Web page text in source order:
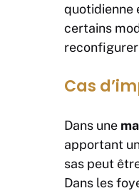
quotidienne
certains
reconfigurer
Cas
Dans une
apportant
sas peut
Dans les